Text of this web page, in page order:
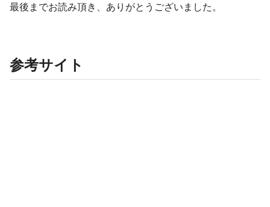
最後までお読み頂き、ありがとうございました。
参考サイト